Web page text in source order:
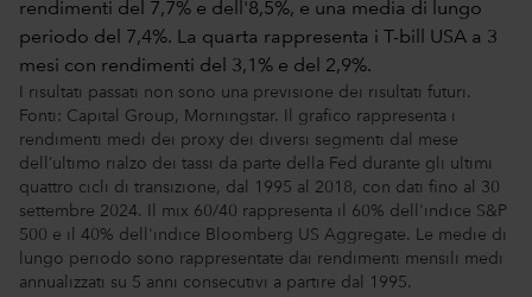
I risultati passati non sono una previsione dei risultati futuri.
Fonti: Capital Group, Morningstar. Il grafico rappresenta i
rendimenti medi dei proxy dei diversi segmenti dal mese
dell’ultimo rialzo dei tassi da parte della Fed durante gli ultimi
quattro cicli di transizione, dal 1995 al 2018, con dati fino al 30
settembre 2024. Il mix 60/40 rappresenta il 60% dell'indice S&P
500 e il 40% dell'indice Bloomberg US Aggregate. Le medie di
lungo periodo sono rappresentate dai rendimenti mensili medi
annualizzati su 5 anni consecutivi a partire dal 1995.